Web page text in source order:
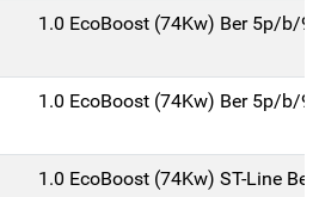
1.0 EcoBoost (74Kw) Ber 5p/b/
1.0 EcoBoost (74Kw) Ber 5p/b/
1.0 EcoBoost (74Kw) ST-Line